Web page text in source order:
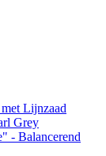
Lijnzaad
Grey
- Balancerend